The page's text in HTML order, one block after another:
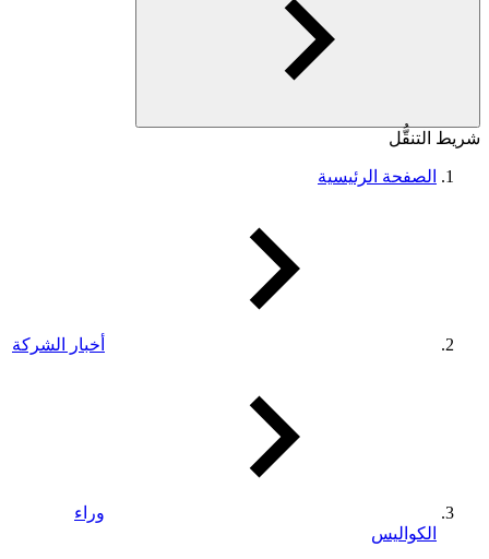
شريط التنقُّل
الصفحة الرئيسية
أخبار الشركة
وراء
الكواليس